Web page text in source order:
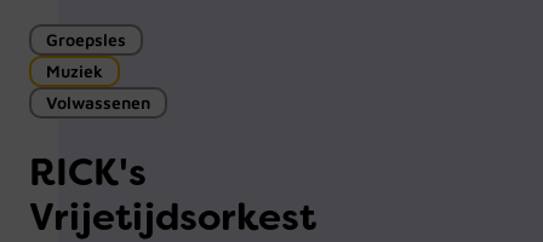
Groepsles
Muziek
Volwassenen
RICK's
Vrijetijdsorkest